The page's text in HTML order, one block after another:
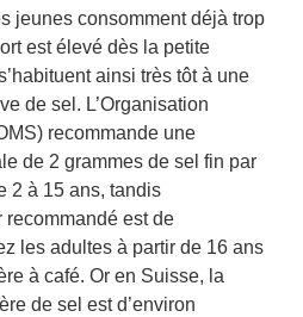
jeunes consomment déjà trop
est élevé dès la petite
ainsi très tôt à une
de sel. L’Organisation
recommande une
de 2 grammes de sel fin par
2 à 15 ans, tandis
recommandé est de
les adultes à partir de 16 ans
à café. Or en Suisse, la
de sel est d’environ